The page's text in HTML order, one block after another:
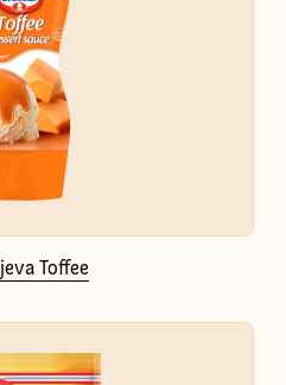
Toffee